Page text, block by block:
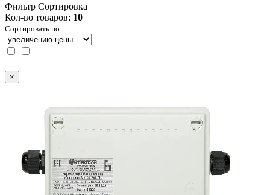
Фильтр Сортировка
Кол-во товаров: 10
Сортировать по
×